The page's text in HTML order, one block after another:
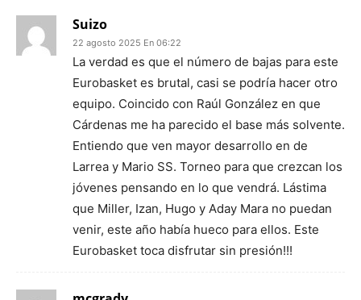
Suizo
22 agosto 2025 En 06:22
La verdad es que el número de bajas para este
Eurobasket es brutal, casi se podría hacer otro
equipo. Coincido con Raúl González en que
Cárdenas me ha parecido el base más solvente.
Entiendo que ven mayor desarrollo en de
Larrea y Mario SS. Torneo para que crezcan los
jóvenes pensando en lo que vendrá. Lástima
que Miller, Izan, Hugo y Aday Mara no puedan
venir, este año había hueco para ellos. Este
Eurobasket toca disfrutar sin presión!!!